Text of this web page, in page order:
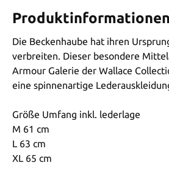
Die Beckenhaube hat ihren
verbreiten. Dieser besondere
Armour Galerie der Wallace
eine spinnenartige
Größe Umfang inkl. lederlage
M 61 cm
L 63 cm
XL 65 cm